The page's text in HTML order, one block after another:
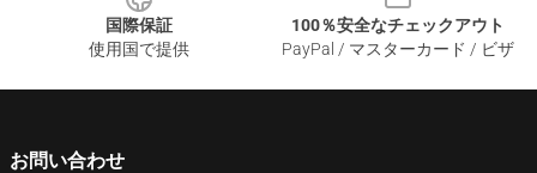
国際保証
使用国で提供
100％安全なチェックアウト
PayPal / マスターカード / ビザ
お問い合わせ